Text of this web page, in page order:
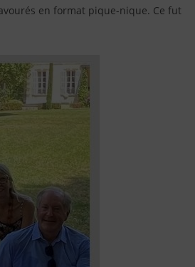
en format pique-nique. Ce fut